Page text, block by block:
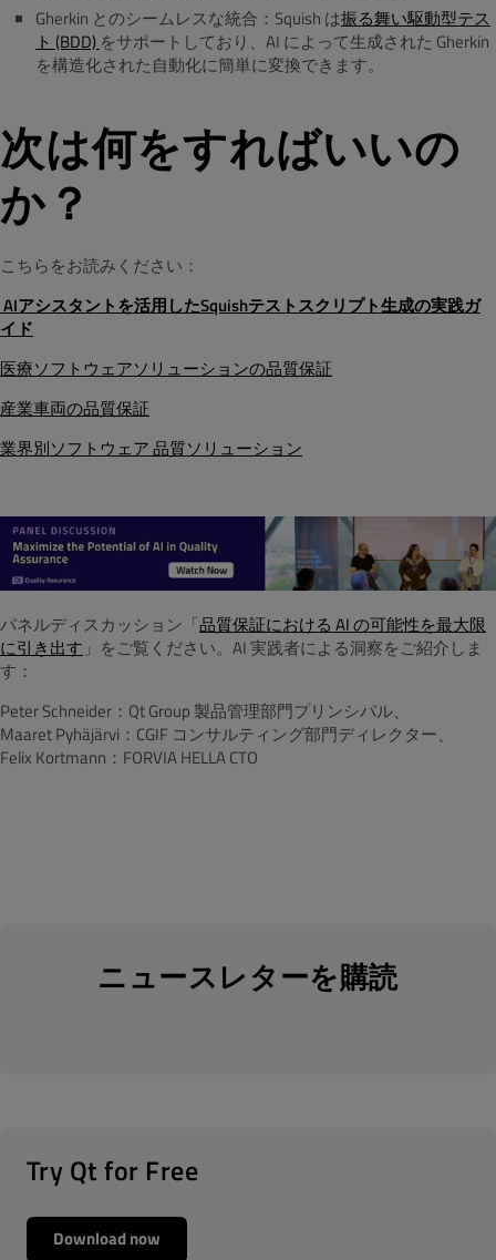
Gherkin とのシームレスな統合：Squish は振る舞い駆動型テス
ト (BDD) をサポートしており、AI によって生成された Gherkin
を構造化された自動化に簡単に変換できます。
次は何をすればいいの
か？
こちらをお読みください：
AIアシスタントを活用したSquishテストスクリプト生成の実践ガ
イド
医療ソフトウェアソリューションの品質保証
産業車両の品質保証
業界別ソフトウェア 品質ソリューション
パネルディスカッション「品質保証における AI の可能性を最大限
に引き出す 」をご覧ください。AI 実践者による洞察をご紹介しま
す：
Peter Schneider：Qt Group 製品管理部門プリンシパル、
Maaret Pyhäjärvi：CGIF コンサルティング部門ディレクター、
Felix Kortmann：FORVIA HELLA CTO
ニュースレターを購読
Try Qt for Free
Download now